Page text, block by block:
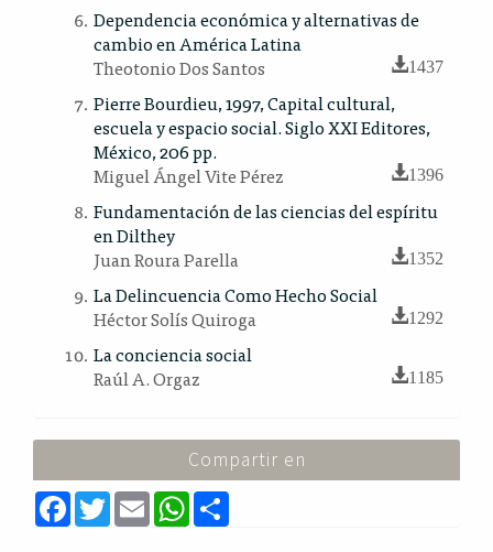
Dependencia económica y alternativas de
cambio en América Latina
Theotonio Dos Santos
1437
Pierre Bourdieu, 1997, Capital cultural,
escuela y espacio social. Siglo XXI Editores,
México, 206 pp.
Miguel Ángel Vite Pérez
1396
Fundamentación de las ciencias del espíritu
en Dilthey
Juan Roura Parella
1352
La Delincuencia Como Hecho Social
Héctor Solís Quiroga
1292
La conciencia social
Raúl A. Orgaz
1185
Compartir en
F
a
c
T
w
E
m
a
W
h
a